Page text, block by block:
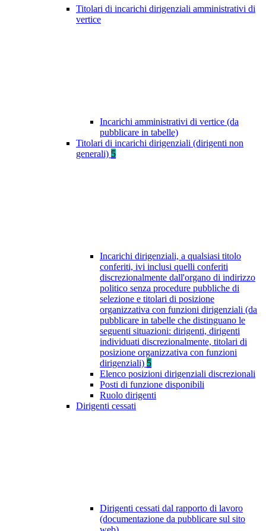
Titolari di incarichi dirigenziali amministrativi di
vertice
Incarichi amministrativi di vertice (da
pubblicare in tabelle)
Titolari di incarichi dirigenziali (dirigenti non
generali) 5
Incarichi dirigenziali, a qualsiasi titolo
conferiti, ivi inclusi quelli conferiti
discrezionalmente dall'organo di indirizzo
politico senza procedure pubbliche di
selezione e titolari di posizione
organizzativa con funzioni dirigenziali (da
pubblicare in tabelle che distinguano le
seguenti situazioni: dirigenti, dirigenti
individuati discrezionalmente, titolari di
posizione organizzativa con funzioni
dirigenziali) 5
Elenco posizioni dirigenziali discrezionali
Posti di funzione disponibili
Ruolo dirigenti
Dirigenti cessati
Dirigenti cessati dal rapporto di lavoro
(documentazione da pubblicare sul sito